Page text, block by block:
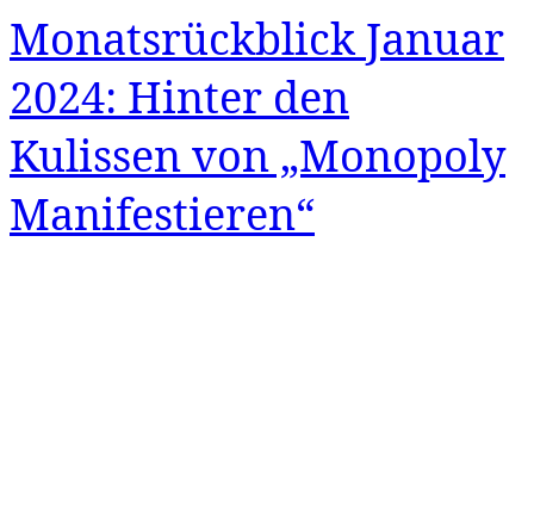
Monatsrückblick Januar
2024: Hinter den
Kulissen von „Monopoly
Manifestieren“